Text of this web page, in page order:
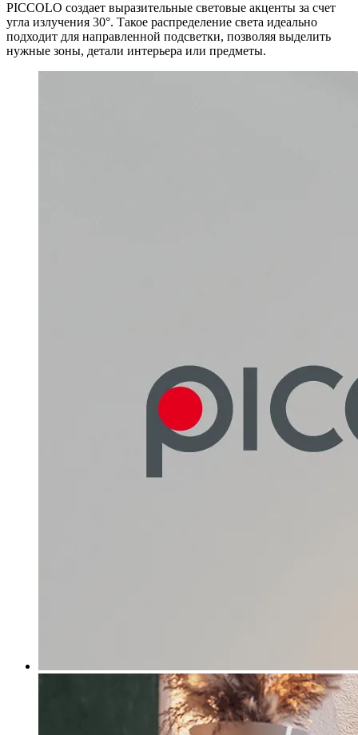
PICCOLO создает выразительные световые акценты за счет
угла излучения 30°. Такое распределение света идеально
подходит для направленной подсветки, позволяя выделить
нужные зоны, детали интерьера или предметы.